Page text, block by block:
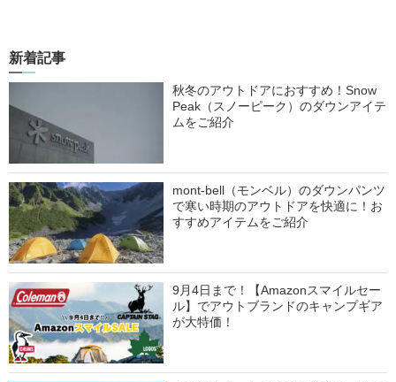
新着記事
秋冬のアウトドアにおすすめ！Snow
Peak（スノーピーク）のダウンアイテ
ムをご紹介
mont-bell（モンベル）のダウンパンツ
で寒い時期のアウトドアを快適に！お
すすめアイテムをご紹介
9月4日まで！【Amazonスマイルセー
ル】でアウトブランドのキャンプギア
が大特価！